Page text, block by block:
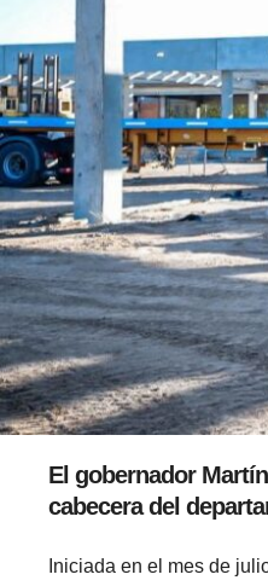
El gobernador
cabecera del
Iniciada en el mes de